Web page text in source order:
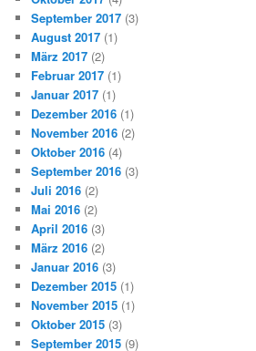
September 2017 (3)
August 2017 (1)
März 2017 (2)
Februar 2017 (1)
Januar 2017 (1)
Dezember 2016 (1)
November 2016 (2)
Oktober 2016 (4)
September 2016 (3)
Juli 2016 (2)
Mai 2016 (2)
April 2016 (3)
März 2016 (2)
Januar 2016 (3)
Dezember 2015 (1)
November 2015 (1)
Oktober 2015 (3)
September 2015 (9)